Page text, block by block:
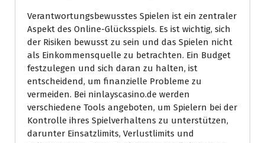
Verantwortungsbewusstes Spielen ist ein zentraler
Aspekt des Online-Glücksspiels. Es ist wichtig, sich
der Risiken bewusst zu sein und das Spielen nicht
als Einkommensquelle zu betrachten. Ein Budget
festzulegen und sich daran zu halten, ist
entscheidend, um finanzielle Probleme zu
vermeiden. Bei ninlayscasino.de werden
verschiedene Tools angeboten, um Spielern bei der
Kontrolle ihres Spielverhaltens zu unterstützen,
darunter Einsatzlimits, Verlustlimits und